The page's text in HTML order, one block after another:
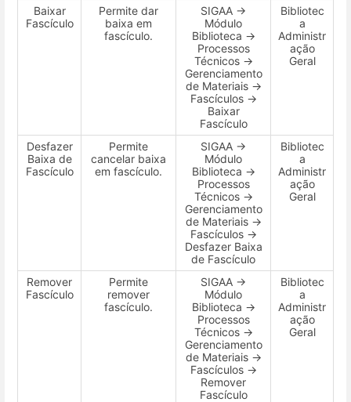
Baixar
Fascículo
Permite dar
baixa em
fascículo.
SIGAA →
Módulo
Biblioteca →
Processos
Técnicos →
Gerenciamento
de Materiais →
Fascículos →
Baixar
Fascículo
Bibliotec
a
Administr
ação
Geral
Desfazer
Baixa de
Fascículo
Permite
cancelar baixa
em fascículo.
SIGAA →
Módulo
Biblioteca →
Processos
Técnicos →
Gerenciamento
de Materiais →
Fascículos →
Desfazer Baixa
de Fascículo
Bibliotec
a
Administr
ação
Geral
Remover
Fascículo
Permite
remover
fascículo.
SIGAA →
Módulo
Biblioteca →
Processos
Técnicos →
Gerenciamento
de Materiais →
Fascículos →
Remover
Fascículo
Bibliotec
a
Administr
ação
Geral